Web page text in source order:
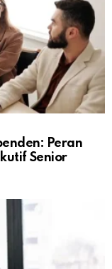
Peran
Senior